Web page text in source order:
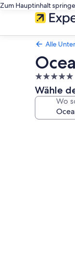
Zum Hauptinhalt
Alle
5.0-
Sterne-
Unterkunft
Wähle
Wo